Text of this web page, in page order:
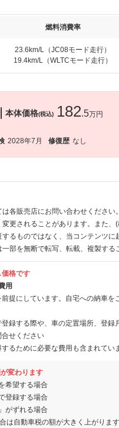
燃料消費率
23.6km/L（JC08モード走行）
19.4km/L（WLTCモード走行）
本体価格(税込) 182.5万円
2028年7月 修復歴 なし
各販売店にお問い合わせください。
更されることがあります。また、
るものではなく、当コンテンツに
部を無断で転写、転載、複製する
価格です
用
提にしています。自宅への納車を
録する際や、車の定置場所、登録
せください
るために必要な費用も含まれてい
変わります
希望する場合
登録する場合
がずれる場合
は自動車税の額が大きく上がります